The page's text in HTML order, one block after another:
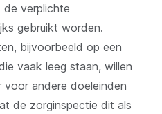
de verplichte
gebruikt worden.
bijvoorbeeld op een
vaak leeg staan, willen
andere doeleinden
de zorginspectie dit als